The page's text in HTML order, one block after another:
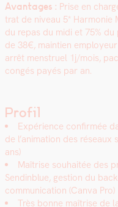
Avan­tages : Prise en
trat de niveau 5* Har­monie
du repas du midi et 75%
de 38€, main­tien
arrêt men­stru­el 1j/mois,
con­gés payés par an.
Profil
Expéri­ence con­fir­mée
de l’animation des réseaux
ans)
Maîtrise souhaitée des
Send­in­blue, ges­tion du
com­mu­ni­ca­tion (Can­va Pro)
Très bonne maîtrise de